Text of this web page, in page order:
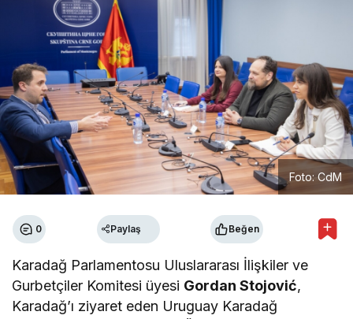
Foto: CdM
0 Paylaş Beğen
Karadağ Parlamentosu Uluslararası İlişkiler ve
Gurbetçiler Komitesi üyesi Gordan Stojović,
Karadağ’ı ziyaret eden Uruguay Karadağ